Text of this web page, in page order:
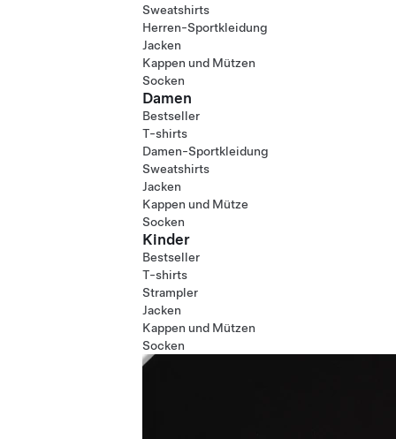
Sweatshirts
Herren-Sportkleidung
Jacken
Kappen und Mützen
Socken
Damen
Bestseller
T-shirts
Damen-Sportkleidung
Sweatshirts
Jacken
Kappen und Mütze
Socken
Kinder
Bestseller
T-shirts
Strampler
Jacken
Kappen und Mützen
Socken